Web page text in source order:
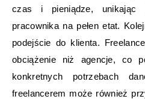
czas i pieniądze, unikając
pracownika na pełen etat.
podejście do klienta.
obciążenie niż agencje, co
konkretnych potrzebach
freelancerem może również